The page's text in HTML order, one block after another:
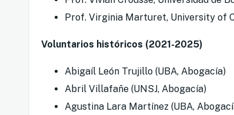
Prof. Virginia Marturet, University of
Voluntarios históricos (2021-2025)
Abigaíl León Trujillo (UBA, Abogacía)
Abril Villafañe (UNSJ, Abogacía)
Agustina Lara Martínez (UBA,